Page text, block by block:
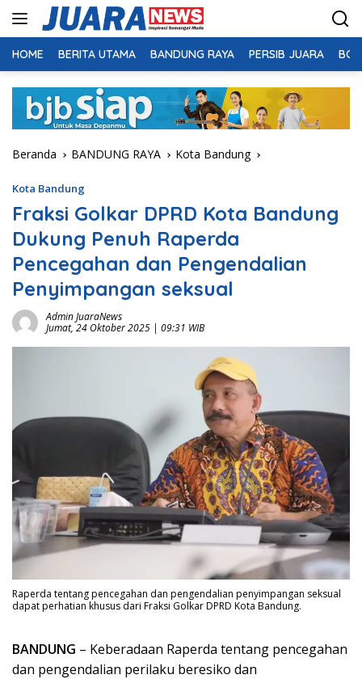
HOME BERITA UTAMA BANDUNG RAYA PERSIB JUARA
Beranda BANDUNG RAYA Kota Bandung
Kota Bandung
Fraksi Golkar DPRD Kota Bandung
Dukung Penuh Raperda
Pencegahan dan Pengendalian
Penyimpangan seksual
Admin JuaraNews
Jumat, 24 Oktober 2025 | 09:31 WIB
Raperda tentang pencegahan dan pengendalian penyimpangan seksual
dapat perhatian khusus dari Fraksi Golkar DPRD Kota Bandung.
BANDUNG – Keberadaan Raperda tentang pencegahan
dan pengendalian perilaku beresiko dan